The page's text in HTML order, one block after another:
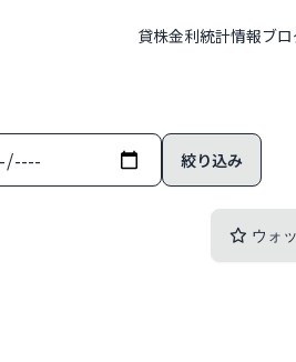
貸株金利統計情報ブ
ウォ